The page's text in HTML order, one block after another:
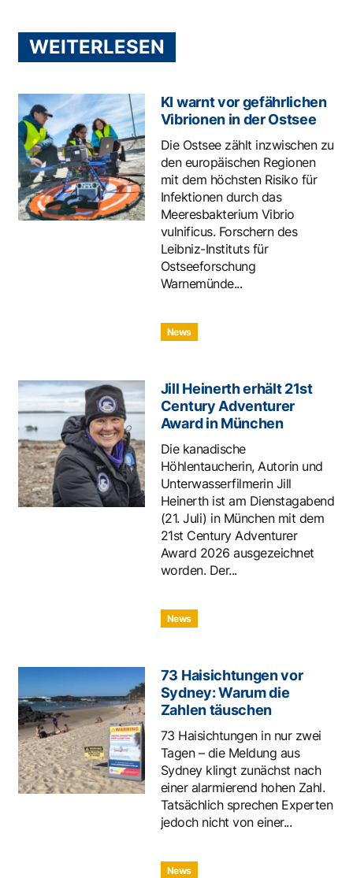
WEITERLESEN
KI warnt vor gefährlichen
Vibrionen in der Ostsee
Die Ostsee zählt inzwischen zu
den europäischen Regionen
mit dem höchsten Risiko für
Infektionen durch das
Meeresbakterium Vibrio
vulnificus. Forschern des
Leibniz-Instituts für
Ostseeforschung
Warnemünde...
News
Jill Heinerth erhält 21st
Century Adventurer
Award in München
Die kanadische
Höhlentaucherin, Autorin und
Unterwasserfilmerin Jill
Heinerth ist am Dienstagabend
(21. Juli) in München mit dem
21st Century Adventurer
Award 2026 ausgezeichnet
worden. Der...
News
73 Haisichtungen vor
Sydney: Warum die
Zahlen täuschen
73 Haisichtungen in nur zwei
Tagen – die Meldung aus
Sydney klingt zunächst nach
einer alarmierend hohen Zahl.
Tatsächlich sprechen Experten
jedoch nicht von einer...
News